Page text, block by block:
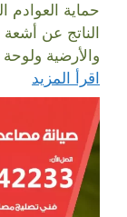
حماية العوادم
الناتج عن
والأرضية ولوحة
اقرأ المزيد